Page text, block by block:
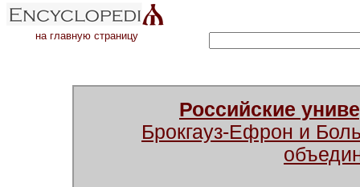
на главную страницу
Российские
Брокгауз-Ефрон и